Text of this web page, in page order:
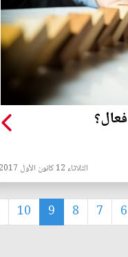
الثلاثاء 12 كانون الأول 2017
6
7
8
9
10